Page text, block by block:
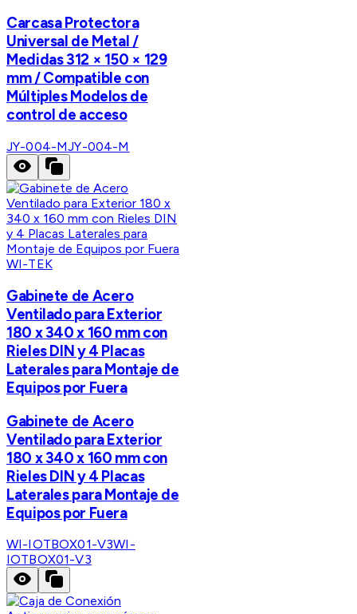
Carcasa Protectora
Universal de Metal /
Medidas 312 × 150 × 129
mm / Compatible con
Múltiples Modelos de
control de acceso
JY-004-MJY-004-M
WI-TEK
Gabinete de Acero
Ventilado para Exterior
180 x 340 x 160 mm con
Rieles DIN y 4 Placas
Laterales para Montaje de
Equipos por Fuera
Gabinete de Acero
Ventilado para Exterior
180 x 340 x 160 mm con
Rieles DIN y 4 Placas
Laterales para Montaje de
Equipos por Fuera
WI-IOTBOX01-V3WI-
IOTBOX01-V3